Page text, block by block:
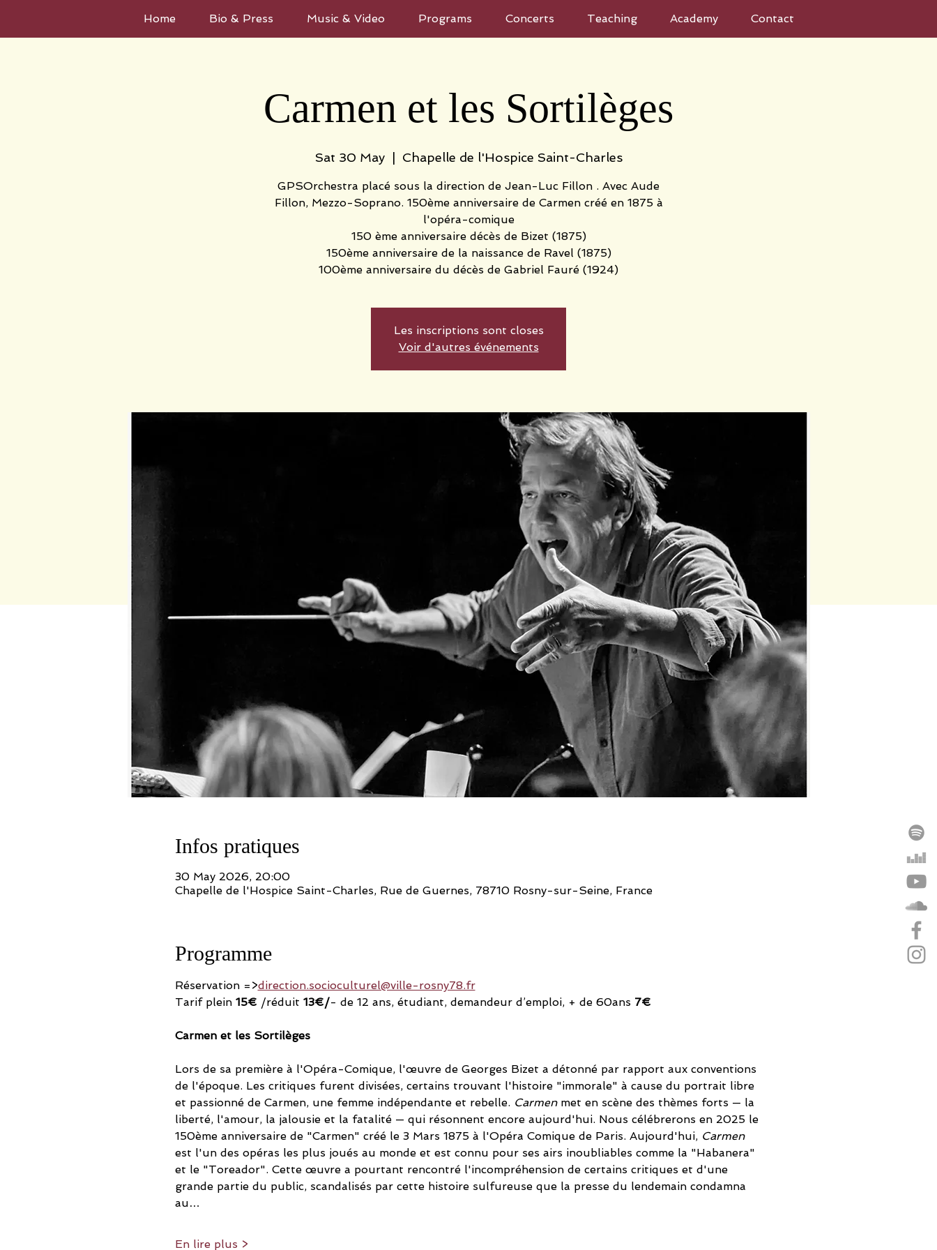
Home Bio & Press Music & Video Programs Concerts Teaching Academy Contact
Carmen et les Sortilèges
Sat 30 May
  |
Chapelle de l'Hospice Saint-Charles
GPSOrchestra placé sous la direction de Jean-Luc Fillon . Avec Aude
Fillon, Mezzo-Soprano. 150ème anniversaire de Carmen créé en 1875 à
l'opéra-comique
150 ème anniversaire décès de Bizet (1875)
150ème anniversaire de la naissance de Ravel (1875)
Les inscriptions sont closes
Voir d'autres événements
Infos pratiques
30 May 2026, 20:00
Chapelle de l'Hospice Saint-Charles, Rue de Guernes, 78710 Rosny-sur-Seine, France
Programme
Réservation =>direction.socioculturel@ville-rosny78.fr
Tarif plein 15€ /réduit 13€/- de 12 ans, étudiant, demandeur d’emploi, + de 60ans 7€
Carmen et les Sortilèges
Lors de sa première à l'Opéra-Comique, l'œuvre de Georges Bizet a détonné par rapport aux conventions
de l'époque. Les critiques furent divisées, certains trouvant l'histoire "immorale" à cause du portrait libre
et passionné de Carmen, une femme indépendante et rebelle. Carmen met en scène des thèmes forts — la
liberté, l'amour, la jalousie et la fatalité — qui résonnent encore aujourd'hui. Nous célébrerons en 2025 le
150ème anniversaire de "Carmen" créé le 3 Mars 1875 à l'Opéra Comique de Paris. Aujourd'hui, Carmen
est l'un des opéras les plus joués au monde et est connu pour ses airs inoubliables comme la "Habanera"
et le "Toreador". Cette œuvre a pourtant rencontré l'incompréhension de certains critiques et d'une
grande partie du public, scandalisés par cette histoire sulfureuse que la presse du lendemain condamna
au…
En lire plus >